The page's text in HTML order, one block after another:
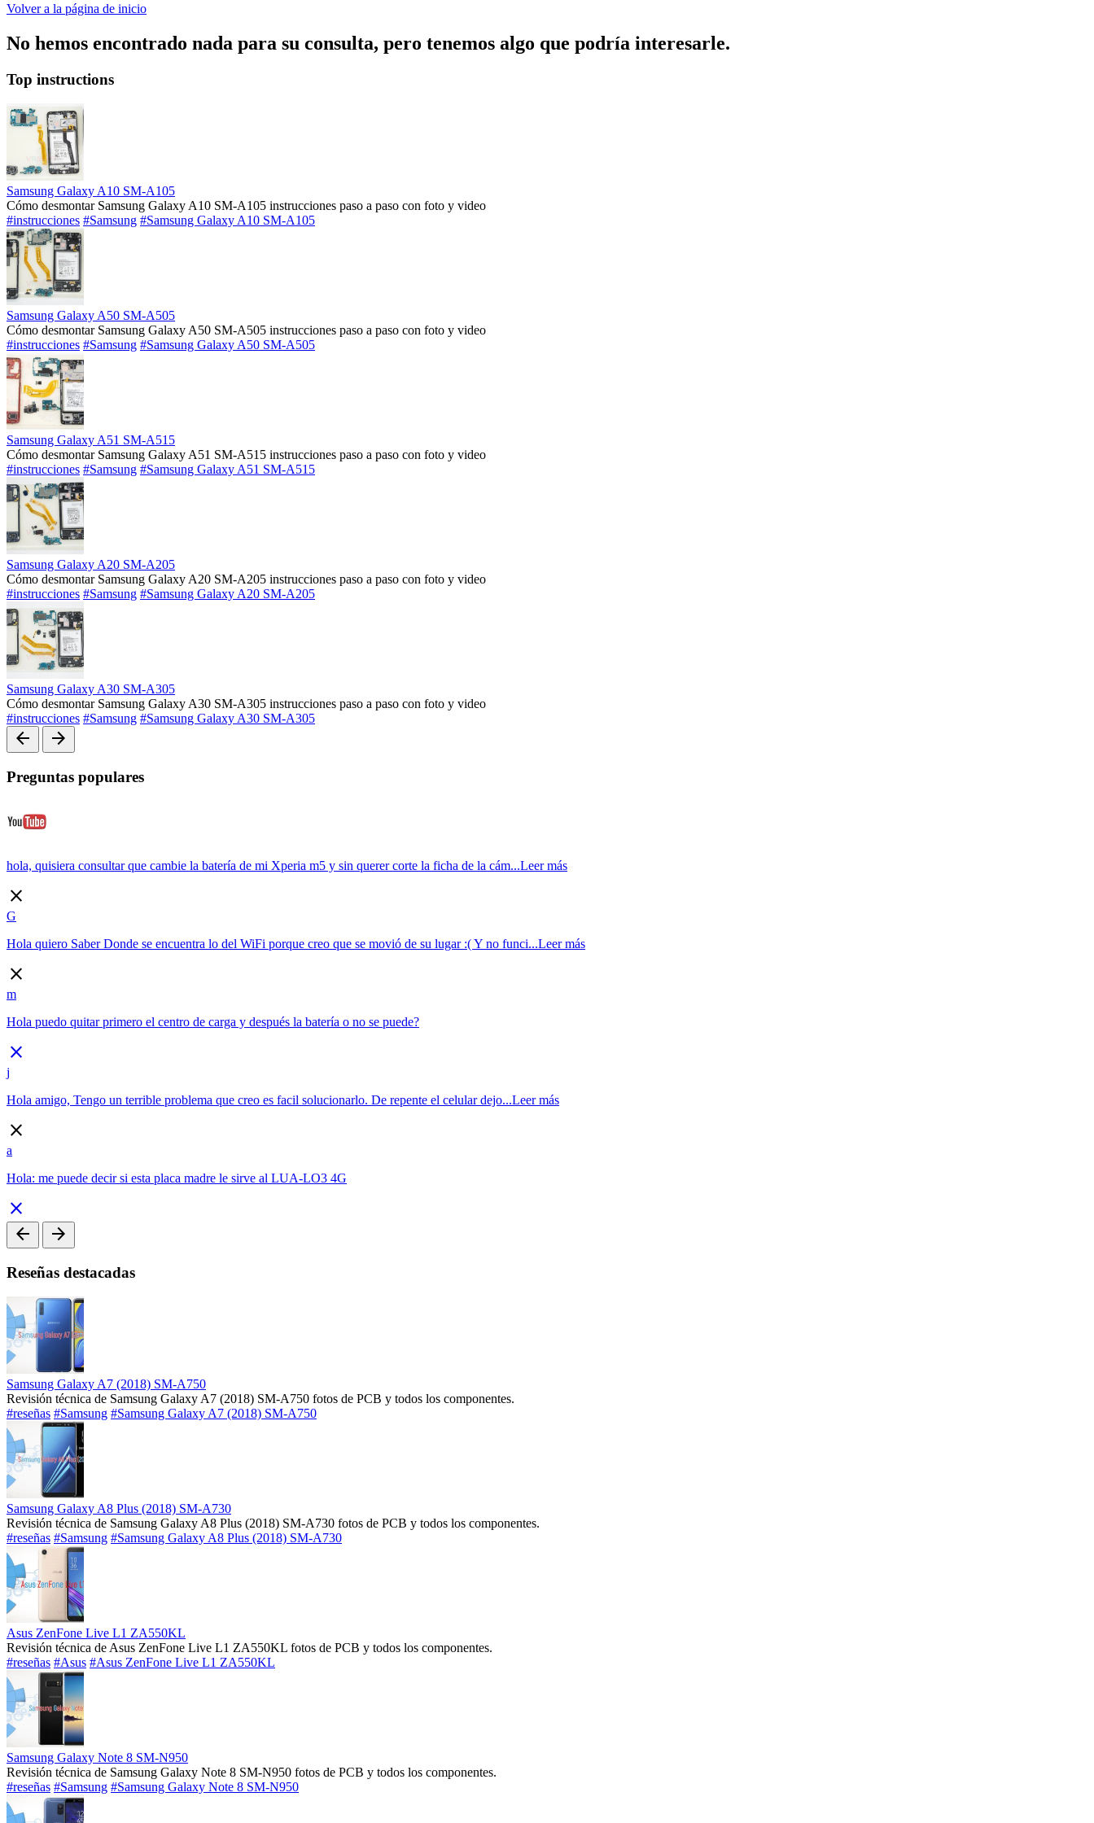
Volver a la página de inicio
No hemos encontrado nada para su consulta, pero tenemos algo que podría interesarle.
Top instructions
Samsung Galaxy A10 SM-A105
Cómo desmontar Samsung Galaxy A10 SM-A105 instrucciones paso a paso con foto y video
#instrucciones #Samsung #Samsung Galaxy A10 SM-A105
Samsung Galaxy A50 SM-A505
Cómo desmontar Samsung Galaxy A50 SM-A505 instrucciones paso a paso con foto y video
#instrucciones #Samsung #Samsung Galaxy A50 SM-A505
Samsung Galaxy A51 SM-A515
Cómo desmontar Samsung Galaxy A51 SM-A515 instrucciones paso a paso con foto y video
#instrucciones #Samsung #Samsung Galaxy A51 SM-A515
Samsung Galaxy A20 SM-A205
Cómo desmontar Samsung Galaxy A20 SM-A205 instrucciones paso a paso con foto y video
#instrucciones #Samsung #Samsung Galaxy A20 SM-A205
Samsung Galaxy A30 SM-A305
Cómo desmontar Samsung Galaxy A30 SM-A305 instrucciones paso a paso con foto y video
#instrucciones #Samsung #Samsung Galaxy A30 SM-A305
arrow_back arrow_forward
Preguntas populares
hola, quisiera consultar que cambie la batería de mi Xperia m5 y sin querer corte la ficha de la cám...Leer más
close
G
Hola quiero Saber Donde se encuentra lo del WiFi porque creo que se movió de su lugar :( Y no funci...Leer más
close
m
Hola puedo quitar primero el centro de carga y después la batería o no se puede?
close
j
Hola amigo, Tengo un terrible problema que creo es facil solucionarlo. De repente el celular dejo...Leer más
close
a
Hola: me puede decir si esta placa madre le sirve al LUA-LO3 4G
close
arrow_back
arrow_forward
Reseñas destacadas
Samsung Galaxy A7 (2018) SM-A750
Revisión técnica de Samsung Galaxy A7 (2018) SM-A750 fotos de PCB y todos los componentes.
#reseñas #Samsung #Samsung Galaxy A7 (2018) SM-A750
Samsung Galaxy A8 Plus (2018) SM-A730
Revisión técnica de Samsung Galaxy A8 Plus (2018) SM-A730 fotos de PCB y todos los componentes.
#reseñas #Samsung #Samsung Galaxy A8 Plus (2018) SM-A730
Asus ZenFone Live L1 ZA550KL
Revisión técnica de Asus ZenFone Live L1 ZA550KL fotos de PCB y todos los componentes.
#reseñas #Asus #Asus ZenFone Live L1 ZA550KL
Samsung Galaxy Note 8 SM-N950
Revisión técnica de Samsung Galaxy Note 8 SM-N950 fotos de PCB y todos los componentes.
#reseñas #Samsung #Samsung Galaxy Note 8 SM-N950